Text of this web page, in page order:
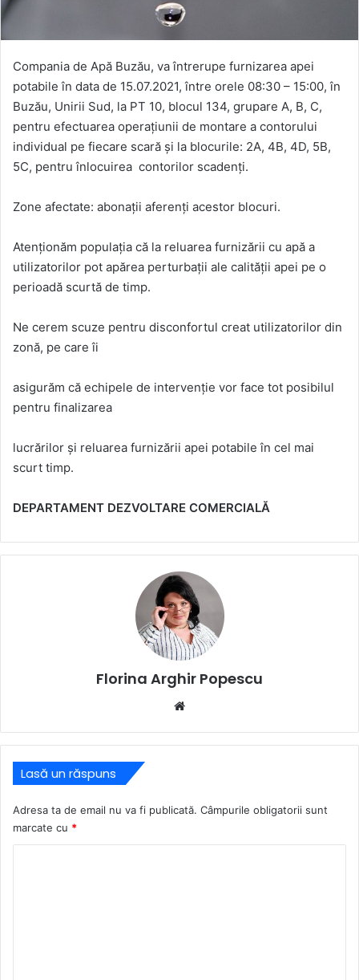
Compania de Apă Buzău, va întrerupe furnizarea apei
potabile în data de 15.07.2021, între orele 08:30 – 15:00, în
Buzău, Unirii Sud, la PT 10, blocul 134, grupare A, B, C,
pentru efectuarea operațiunii de montare a contorului
individual pe fiecare scară și la blocurile: 2A, 4B, 4D, 5B,
5C, pentru înlocuirea contorilor scadenți.
Zone afectate: abonații aferenți acestor blocuri.
Atenționăm populația că la reluarea furnizării cu apă a
utilizatorilor pot apărea perturbații ale calității apei pe o
perioadă scurtă de timp.
Ne cerem scuze pentru disconfortul creat utilizatorilor din
zonă, pe care îi
asigurăm că echipele de intervenție vor face tot posibilul
pentru finalizarea
lucrărilor și reluarea furnizării apei potabile în cel mai
scurt timp.
DEPARTAMENT DEZVOLTARE COMERCIALĂ
Florina Arghir Popescu
Lasă un răspuns
Adresa ta de email nu va fi publicată. Câmpurile obligatorii sunt
marcate cu *